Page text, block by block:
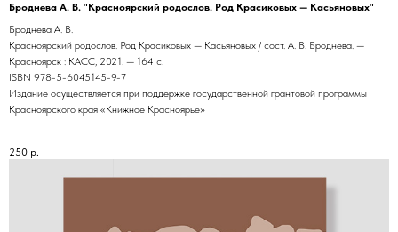
Броднева А. В. "Красноярский родослов. Род Красиковых — Касьяновых"
Броднева А. В.
Красноярский родослов. Род Красиковых — Касьяновых / сост. А. В. Броднева. —
Красноярск : КАСС, 2021. — 164 с.
ISBN 978-5-6045145-9-7
Издание осуществляется при поддержке государственной грантовой программы
Красноярского края «Книжное Красноярье»
250 р.